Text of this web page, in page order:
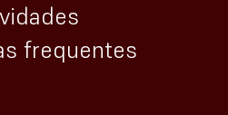
frequentes